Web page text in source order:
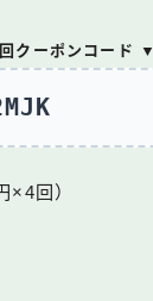
クーポンコード ▼
×4回）